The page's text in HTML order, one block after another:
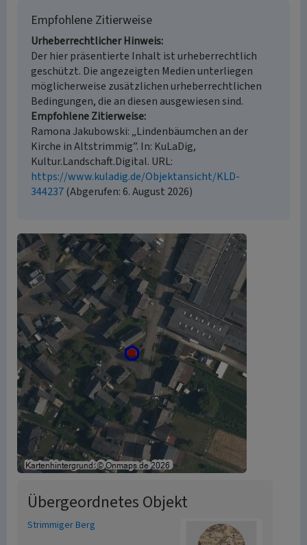
Empfohlene Zitierweise
Urheberrechtlicher Hinweis
Der hier präsentierte Inhalt ist urheberrechtlich
geschützt. Die angezeigten Medien unterliegen
möglicherweise zusätzlichen urheberrechtlichen
Bedingungen, die an diesen ausgewiesen sind.
Empfohlene Zitierweise
Ramona Jakubowski: „Lindenbäumchen an der
Kirche in Altstrimmig”. In: KuLaDig,
Kultur.Landschaft.Digital. URL:
https://www.kuladig.de/Objektansicht/KLD-
344237(Abgerufen: 6. August 2026)
Übergeordnetes Objekt
Strimmiger Berg